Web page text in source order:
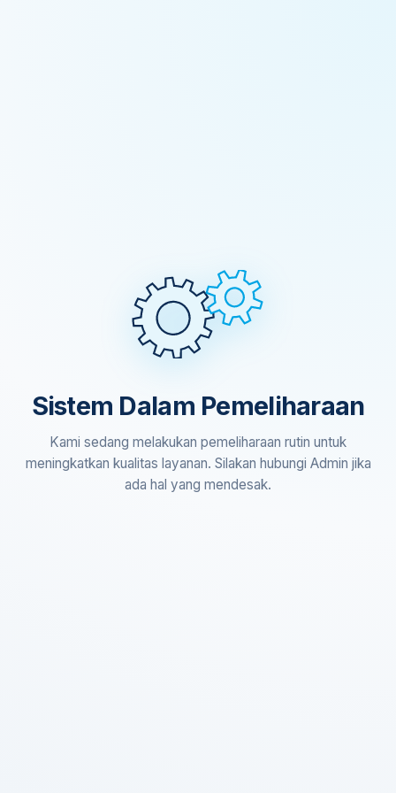
Sistem Dalam Pemeliharaan
Kami sedang melakukan pemeliharaan rutin untuk
meningkatkan kualitas layanan. Silakan hubungi Admin jika
ada hal yang mendesak.